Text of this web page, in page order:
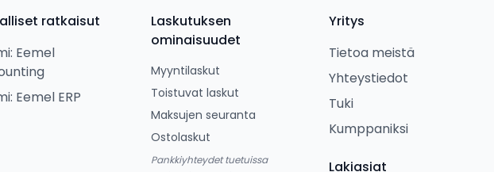
ratkaisut
Eemel
Eemel ERP
Laskutuksen
ominaisuudet
Myyntilaskut
Toistuvat laskut
Maksujen seuranta
Ostolaskut
Pankkiyhteydet tuetuissa
Yritys
Tietoa meistä
Yhteystiedot
Tuki
Kumppaniksi
Lakiasiat